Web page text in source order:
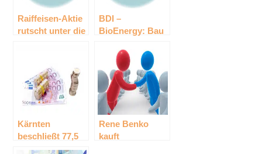
Raiffeisen-Aktie
rutscht unter die
BDI –
BioEnergy: Bau
Multi-Feedstock
BioDiesel-
Anlage
Frankreichs
Kärnten
beschließt 77,5
Millionen Euro
Rene Benko
kauft